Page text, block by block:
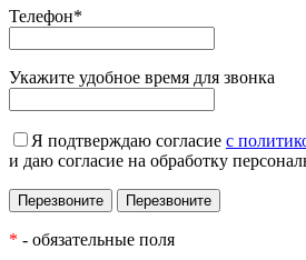
Телефон*
Укажите удобное время для звонка
Я подтверждаю согласие с
и даю согласие на обработку
* - обязательные поля